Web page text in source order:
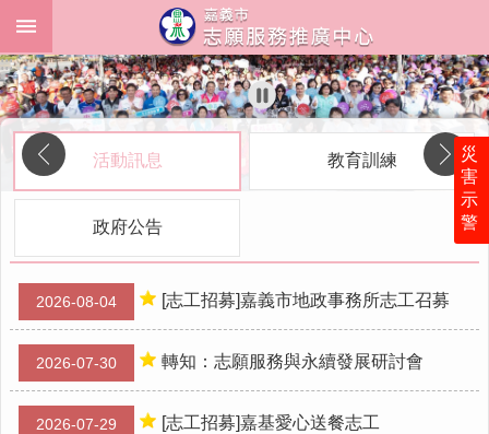
跳到主要內容區塊
進
階
搜
尋
新
關
志
推
災
害
示
警
:::
:::
活動訊息 教育訓練
政府公告
2026-08-04 [志工招募]嘉義市地政事務所志工召募
2026-07-30 轉知：志願服務與永續發展研討會
2026-07-29 [志工招募]嘉基愛心送餐志工